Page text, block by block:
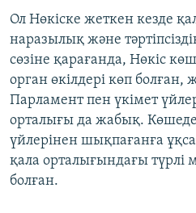
Ол Нөкіске жеткен кезде
наразылық және
сөзіне қарағанда, Нөкіс
орган өкілдері көп
Парламент пен үкімет
орталығы да жабық. Көшеде
үйлерінен шықпағанға
қала орталығындағы
болған.